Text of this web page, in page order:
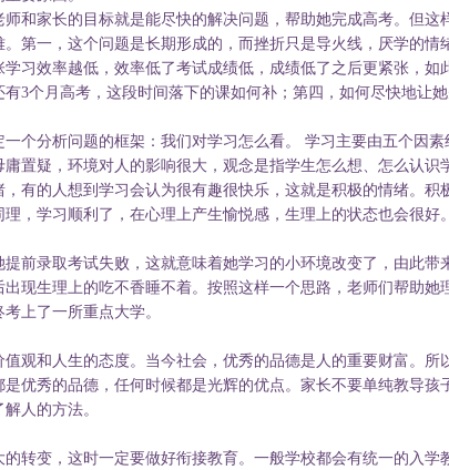
家长的目标就是能尽快的解决问题，帮助她完成高考。但这
第一，这个问题是长期形成的，而挫折只是导火线，厌学的情
习效率越低，效率低了考试成绩低，成绩低了之后更紧张，如
3个月高考，这段时间落下的课如何补；第四，如何尽快地让
分析问题的框架：我们对学习怎么看。 学习主要由五个因素
置疑，环境对人的影响很大，观念是指学生怎么想、怎么认识
有的人想到学习会认为很有趣很快乐，这就是积极的情绪。积
，学习顺利了，在心理上产生愉悦感，生理上的状态也会很好
录取考试失败，这就意味着她学习的小环境改变了，由此带
现生理上的吃不香睡不着。按照这样一个思路，老师们帮助她
上了一所重点大学。
和人生的态度。当今社会，优秀的品德是人的重要财富。所
优秀的品德，任何时候都是光辉的优点。家长不要单纯教导孩
人的方法。
变，这时一定要做好衔接教育。一般学校都会有统一的入学